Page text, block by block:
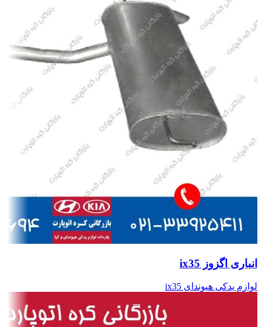
انباری اگزوز ix35
لوازم یدکی هیوندای ix35